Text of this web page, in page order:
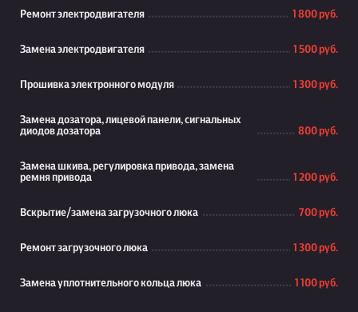
Ремонт электродвигателя 1 800 руб.
Замена электродвигателя 1 500 руб.
Прошивка электронного модуля 1 300 руб.
Замена дозатора, лицевой панели, сигнальных
диодов дозатора
800 руб.
Замена шкива, регулировка привода, замена
ремня привода
1 200 руб.
Вскрытие/замена загрузочного люка 700 руб.
Ремонт загрузочного люка 1 300 руб.
Замена уплотнительного кольца люка 1 100 руб.